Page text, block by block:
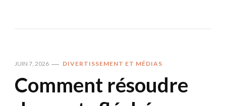
JUIN 7, 2026 DIVERTISSEMENT ET MÉDIAS
Comment résoudre